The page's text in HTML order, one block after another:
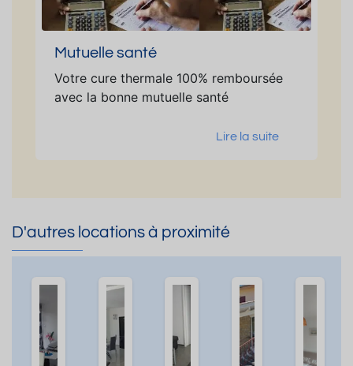
Mutuelle santé
Votre cure thermale 100% remboursée
avec la bonne mutuelle santé
Lire la suite
D'autres locations à proximité